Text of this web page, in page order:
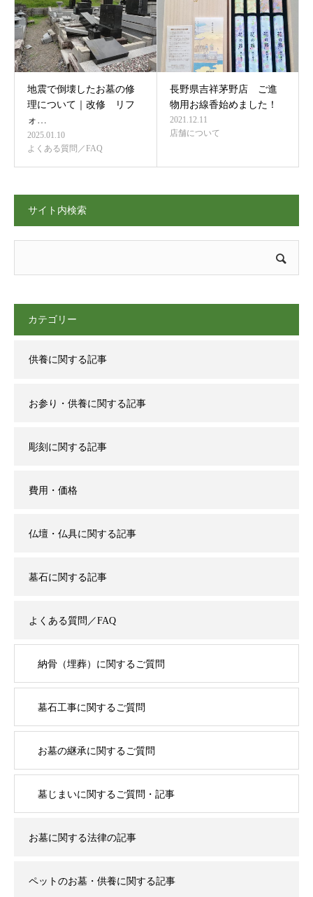
地震で倒壊したお墓の修
理について｜改修 リフ
ォ…
2025.01.10
よくある質問／FAQ
長野県吉祥茅野店 ご進
物用お線香始めました！
2021.12.11
店舗について
サイト内検索
カテゴリー
供養に関する記事
お参り・供養に関する記事
彫刻に関する記事
費用・価格
仏壇・仏具に関する記事
墓石に関する記事
よくある質問／FAQ
納骨（埋葬）に関するご質問
墓石工事に関するご質問
お墓の継承に関するご質問
墓じまいに関するご質問・記事
お墓に関する法律の記事
ペットのお墓・供養に関する記事